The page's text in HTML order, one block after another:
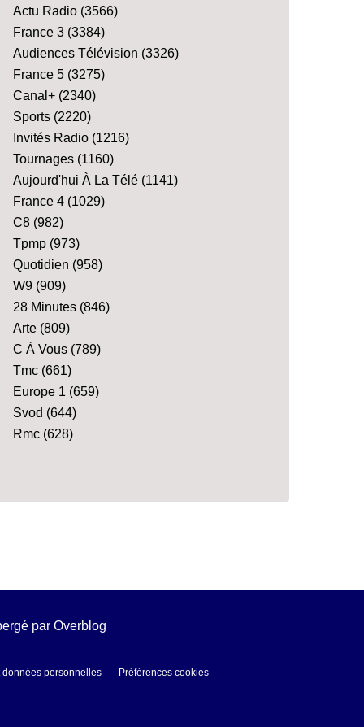
Actu Radio (3566)
France 3 (3384)
Audiences Télévision (3326)
France 5 (3275)
Canal+ (2340)
Sports (2220)
Invités Radio (1216)
Tournages (1160)
Aujourd'hui À La Télé (1141)
France 4 (1029)
C8 (982)
Tpmp (973)
Quotidien (958)
W9 (909)
28 Minutes (846)
Arte (809)
C À Vous (789)
Tmc (661)
Europe 1 (659)
Svod (644)
Rmc (628)
par Overblog
données personnelles Préférences cookies